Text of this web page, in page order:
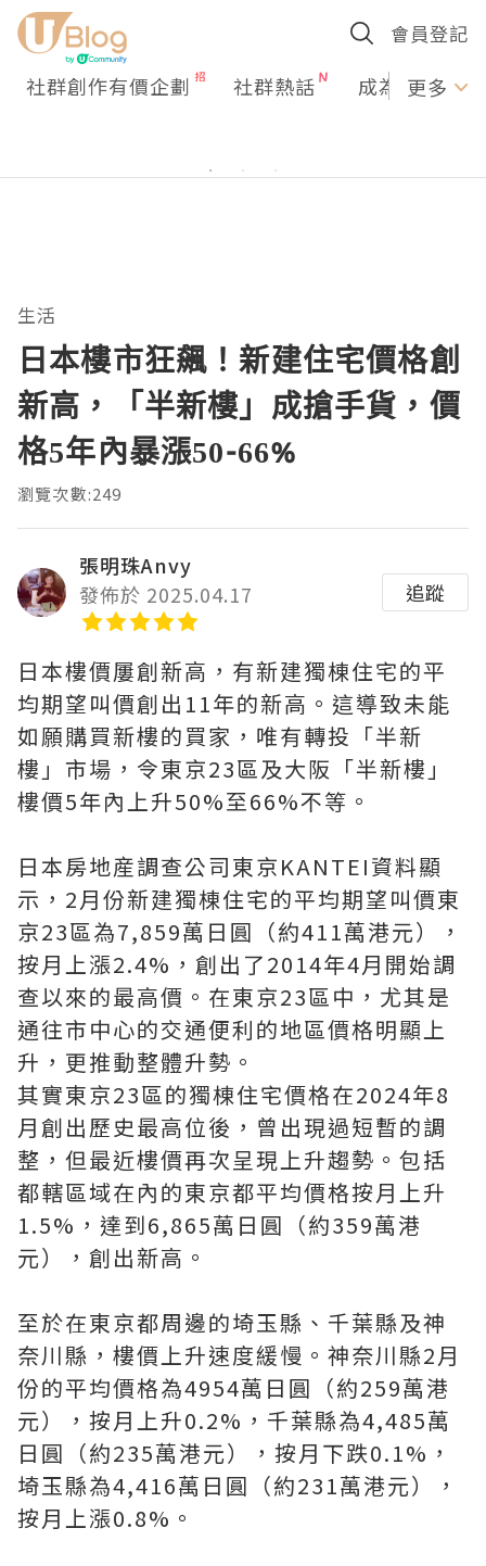
會員登記
社群創作有價企劃 社群熱話 成為U更多
生活
日本樓市狂飆！新建住宅價格創
新高，「半新樓」成搶手貨，價
格5年內暴漲50-66%
瀏覽次數:249
張明珠Anvy
發佈於 2025.04.17
追蹤
日本樓價屢創新高，有新建獨棟住宅的平
均期望叫價創出11年的新高。這導致未能
如願購買新樓的買家，唯有轉投「半新
樓」市場，令東京23區及大阪「半新樓」
樓價5年內上升50%至66%不等。
日本房地産調查公司東京KANTEI資料顯
示，2月份新建獨棟住宅的平均期望叫價東
京23區為7,859萬日圓（約411萬港元），
按月上漲2.4%，創出了2014年4月開始調
查以來的最高價。在東京23區中，尤其是
通往市中心的交通便利的地區價格明顯上
升，更推動整體升勢。
其實東京23區的獨棟住宅價格在2024年8
月創出歷史最高位後，曾出現過短暫的調
整，但最近樓價再次呈現上升趨勢。包括
都轄區域在內的東京都平均價格按月上升
1.5%，達到6,865萬日圓（約359萬港
元），創出新高。
至於在東京都周邊的埼玉縣、千葉縣及神
奈川縣，樓價上升速度緩慢。神奈川縣2月
份的平均價格為4954萬日圓（約259萬港
元），按月上升0.2%，千葉縣為4,485萬
日圓（約235萬港元），按月下跌0.1%，
埼玉縣為4,416萬日圓（約231萬港元），
按月上漲0.8%。